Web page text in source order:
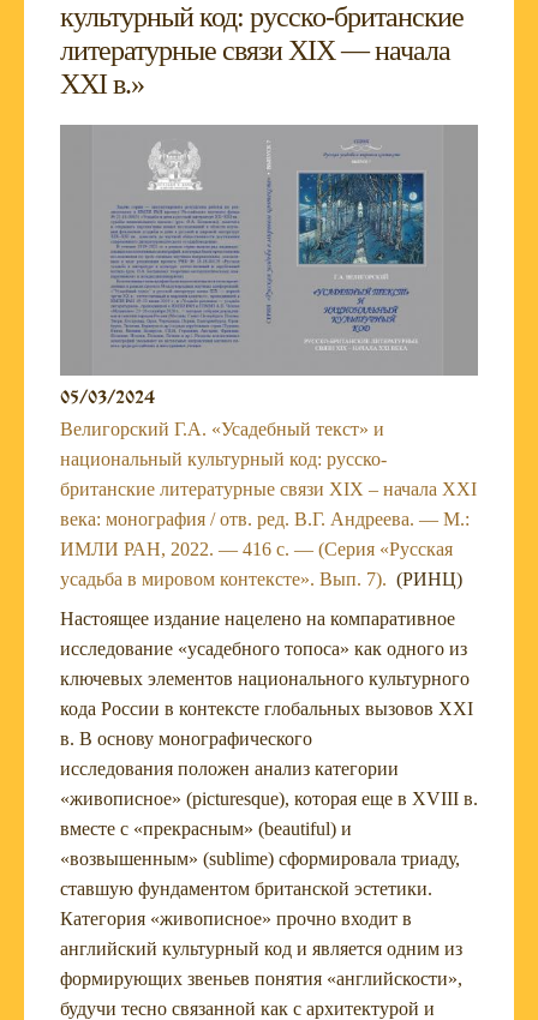
культурный код: русско-британские
литературные связи XIX — начала
XXI в.»
05/03/2024
Велигорский Г.А. «Усадебный текст» и
национальный культурный код: русско-
британские литературные связи XIX – начала XXI
века: монография / отв. ред. В.Г. Андреева. — М.:
ИМЛИ РАН, 2022. — 416 c. — (Серия «Русская
усадьба в мировом контексте». Вып. 7). (РИНЦ)
Настоящее издание нацелено на компаративное
исследование «усадебного топоса» как одного из
ключевых элементов национального культурного
кода России в контексте глобальных вызовов XXI
в. В основу монографического
исследования положен анализ категории
«живописное» (picturesque), которая еще в XVIII в.
вместе с «прекрасным» (beautiful) и
«возвышенным» (sublime) сформировала триаду,
ставшую фундаментом британской эстетики.
Категория «живописное» прочно входит в
английский культурный код и является одним из
формирующих звеньев понятия «английскости»,
будучи тесно связанной как с архитектурой и